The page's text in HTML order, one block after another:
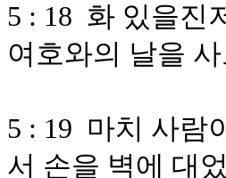
5 : 18 화 있을진
여호와의 날을
5 : 19 마치 사람
서 손을 벽에 대